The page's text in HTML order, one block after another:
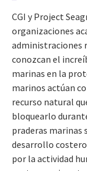
CGI y Project
organizaciones
administraciones
conozcan el
marinas en la
marinos actúan
recurso natural
bloquearlo
praderas marinas
desarrollo
por la actividad